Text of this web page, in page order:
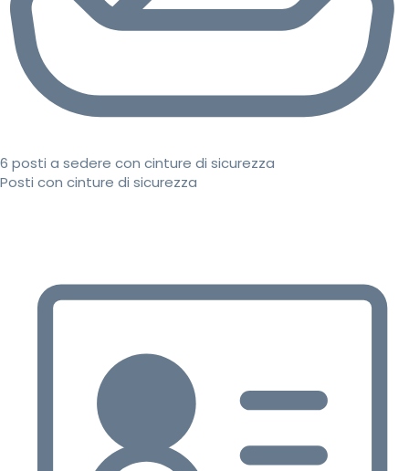
6 posti a sedere con cinture di sicurezza
Posti con cinture di sicurezza